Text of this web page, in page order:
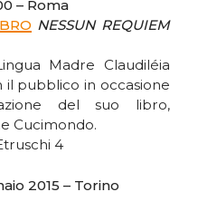
– Roma
NESSUN REQUIEM
Madre Claudiléia
il pubblico in occasione
del suo libro,
Cucimondo.
4
2015 – Torino